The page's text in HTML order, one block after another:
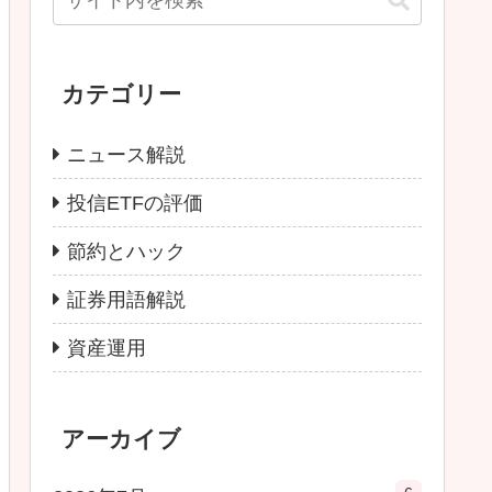
カテゴリー
ニュース解説
投信ETFの評価
節約とハック
証券用語解説
資産運用
アーカイブ